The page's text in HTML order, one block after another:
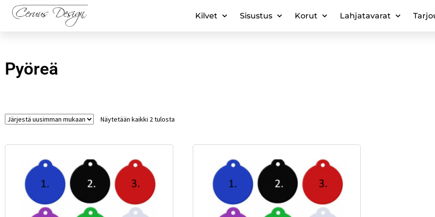
Kilvet Sisustus Korut Lahjatavarat
Pyöreä
Näytetään kaikki 2 tulosta